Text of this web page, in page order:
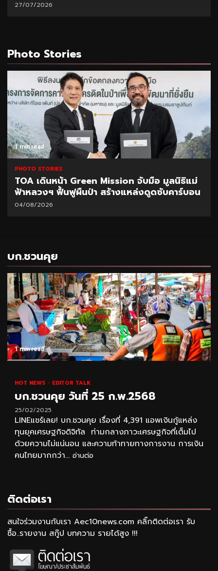
27/07/2026
Photo Stories
1 min read
PHOTO STORIES
TOA เดินหน้า Green Mission จับมือ มูลนิธิแม่
ฟ้าหลวงฯ ฟื้นฟูผืนป่า สร้างแหล่งดูดซับคาร์บอน
04/08/2026
บก.ชวนคุย
1 min read
HOT NEWS EDITOR TALK
บก.ชวนคุย วันที่ 25 ก.พ.2568
25/02/2025
LINEแชร์เลย! บก.ชวนคุย เรื่องที่ 4,391 แอพเงินกู้แหล่ง
ทุนยุคเศรษฐกิจดิจิทัล ท่ามกลางภาวะเศรษฐกิจที่เต็มไป
ด้วยความไม่แน่นอน และความท้าทายทางการงาน การเงิน
คนไทยมากกว่า... อ่านต่อ
ติดต่อเรา
สนใจร่วมงานกับเรา Aec10news.com คลิ๊กติดต่อเรา รับ
ซื้อ..รายงาน สกู๊ป บทความ รายได้สูง !!!